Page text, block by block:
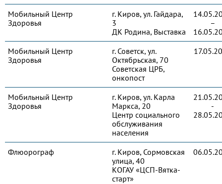
Мобильный Центр
Здоровья
г. Киров, ул. Гайдара,
3
ДК Родина, Выставка
–
Мобильный Центр
Здоровья
г. Советск, ул.
Октябрьская, 70
Советская ЦРБ,
онкопост
Мобильный Центр
Здоровья
г. Киров, ул. Карла
Маркса, 20
Центр социального
обслуживания
населения
-
Флюорограф
г. Киров, Сормовская
улица, 40
КОГАУ «ЦСП-Вятка-
старт»